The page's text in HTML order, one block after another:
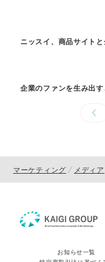
ニッスイ、商品サイト
企業のファンを生み出
マーケティング メディア
お知らせ一覧